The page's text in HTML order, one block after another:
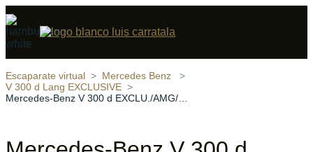
‹ ›
Compartir
Escaparate virtual
Mercedes Benz
V 300 d Lang EXCLUSIVE